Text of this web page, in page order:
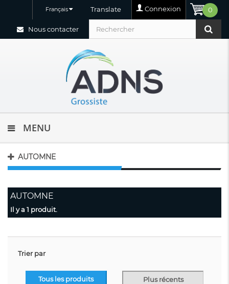
0
Connexion
Translate
Français
Nous contacter
MENU
AUTOMNE
AUTOMNE
Il y a 1 produit.
Trier par
Tous les produits Plus récents